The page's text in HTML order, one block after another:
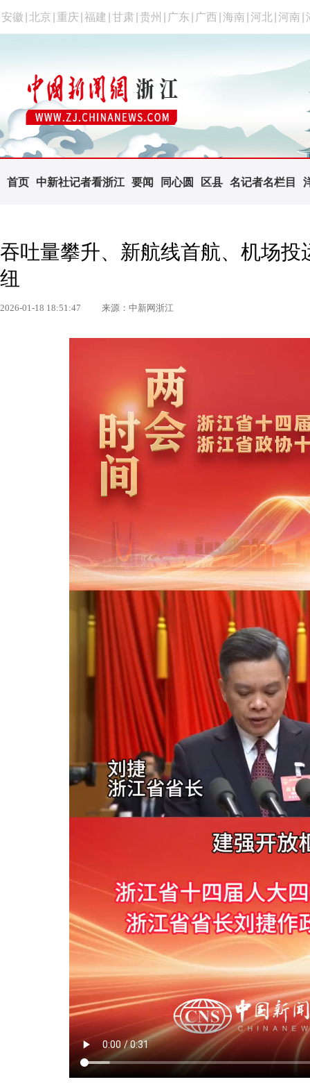
安徽 北京 重庆 福建 甘肃 贵州 广东 广西 海南 河北 河南
首页 中新社记者看浙江 要闻 同心圆 区县 名记者名栏目
吞吐量攀升、新航线首航、机场投
纽
2026-01-18 18:51:47 来源：中新网浙江